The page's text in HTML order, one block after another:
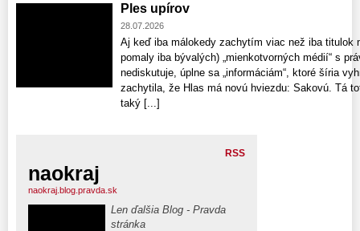
Ples upírov
28.07.2026
Aj keď iba málokedy zachytím viac než iba titulok
pomaly iba bývalých) „mienkotvorných médií“ s
nediskutuje, úplne sa „informáciám“, ktoré šíria
zachytila, že Hlas má novú hviezdu: Sakovú. Tá
taký [...]
RSS
naokraj
naokraj.blog.pravda.sk
Len ďalšia Blog - Pravda
stránka